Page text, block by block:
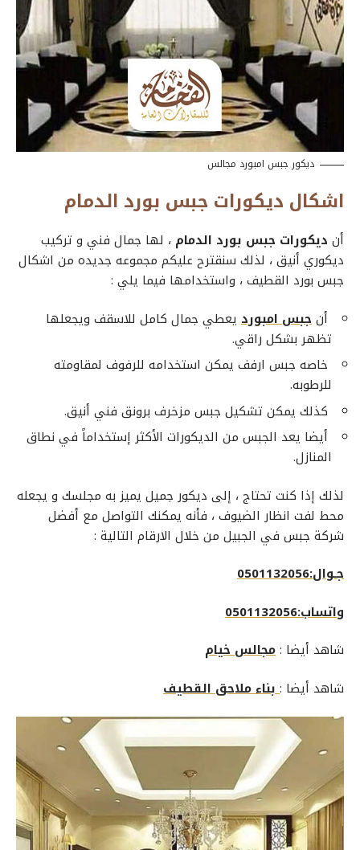
ديكور جبس امبورد مجالس
اشكال ديكورات جبس بورد الدمام
أن ديكورات جبس بورد الدمام ، لها جمال فني و تركيب
ديكوري أنيق ، لذلك سنقترح عليكم مجموعه جديده من اشكال
جبس بورد القطيف، واستخدامها فيما يلي :
أنجبس امبورد يعطي جمال كامل للاسقف ويجعلها
تظهر بشكل راقي.
خاصه جبس ارفف يمكن استخدامه للرفوف لمقاومته
للرطوبه.
كذلك يمكن تشكيل جبس مزخرف برونق فني أنيق.
أيضا يعد الجبس من الديكورات الأكثر إستخداماً في نطاق
المنازل.
لذلك إذا كنت تحتاج ، إلى ديكور جميل يميز به مجلسك و يجعله
محط لفت انظار الضيوف ، فأنه يمكنك التواصل مع أفضل
شركة جبس في الجبيل من خلال الارقام التالية :
جـوال:0501132056
واتساب:0501132056
شاهد أيضا :مجالس خيام
شاهد أيضا :بناء ملاحق القطيف